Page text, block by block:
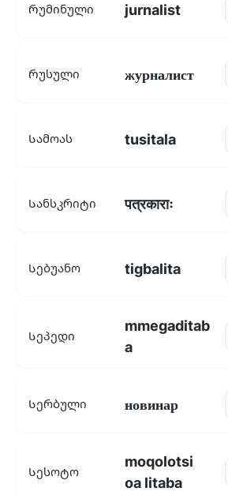
Რუმინული jurnalist
Რუსული журналист
Სამოას tusitala
Სანსკრიტი पत्रकाराः
Სებუანო tigbalita
Სეპედი
mmegaditab
a
Სერბული новинар
Სესოტო
moqolotsi
oa litaba